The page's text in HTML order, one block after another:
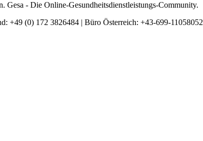
- Die Online-Gesundheitsdienstleistungs-Community.
+49 (0) 172 3826484 | Büro Österreich: +43-699-11058052